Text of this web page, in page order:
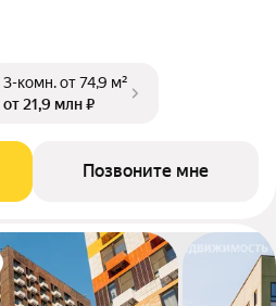
3-комн.от 74,9 м²
от 21,9 млн ₽
Позвоните мне